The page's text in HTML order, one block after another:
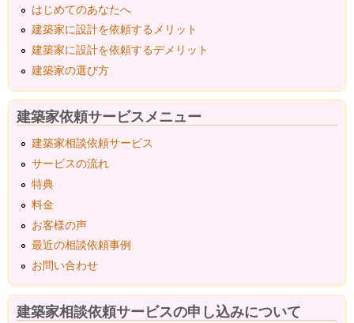
はじめてのあなたへ
建築家に設計を依頼するメリット
建築家に設計を依頼するデメリット
建築家の選び方
建築家依頼サービスメニュー
建築家相談依頼サービス
サービスの流れ
特典
料金
お客様の声
最近の相談依頼事例
お問い合わせ
建築家相談依頼サービスの申し込みについて